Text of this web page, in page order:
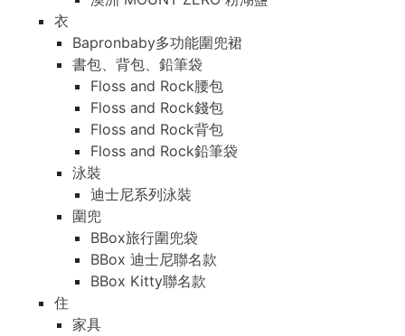
衣
Bapronbaby多功能圍兜裙
書包、背包、鉛筆袋
Floss and Rock腰包
Floss and Rock錢包
Floss and Rock背包
Floss and Rock鉛筆袋
泳裝
迪士尼系列泳裝
圍兜
BBox旅行圍兜袋
BBox 迪士尼聯名款
BBox Kitty聯名款
住
家具